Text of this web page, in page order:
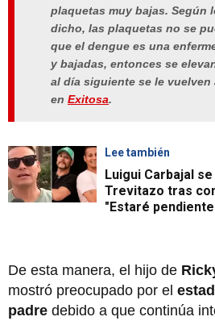
plaquetas muy bajas. Según
dicho, las plaquetas no se
que el dengue es una
y bajadas, entonces se
al día siguiente se le vuelven
en Exitosa.
Lee también
Luigui Carbajal
Trevitazo tras
"Estaré
De esta manera, el hijo de
mostró preocupado por el
padre debido a que continúa